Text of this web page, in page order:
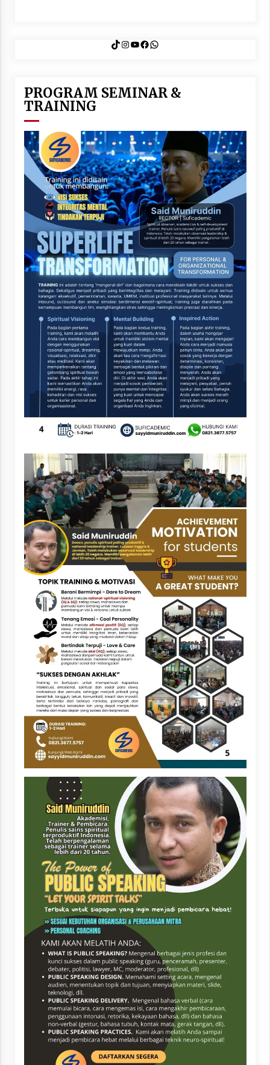
TikTok
Instagram
YouTube
Facebook
WhatsApp
PROGRAM SEMINAR &
TRAINING